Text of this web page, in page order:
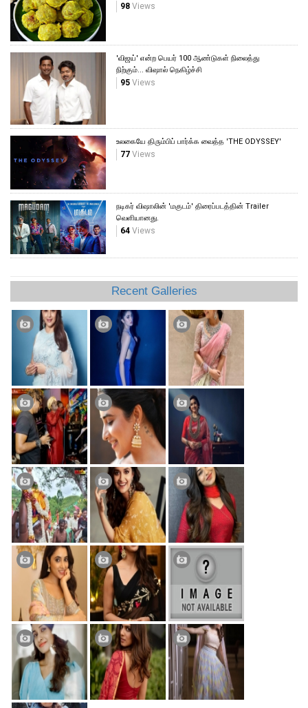
98 Views
'விஜய்' என்ற பெயர் 100 ஆண்டுகள் நிலைத்து
நிற்கும்... விஷால் நெகிழ்ச்சி
95 Views
உலகையே திரும்பிப் பார்க்க வைத்த 'THE ODYSSEY'
77 Views
நடிகர் விஷாலின் 'மகுடம்' திரைப்படத்தின் Trailer
வெளியானது.
64 Views
Recent Galleries